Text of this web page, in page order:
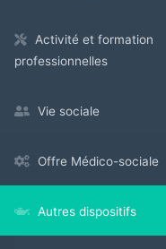
Activité et formation
professionnelles
Vie sociale
Offre Médico-sociale
Autres dispositifs